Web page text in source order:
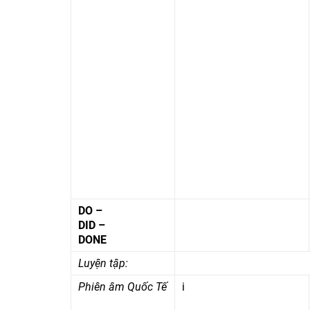
DO –
DID –
DONE
Luyện tập:
Phiên âm Quốc Tế
i